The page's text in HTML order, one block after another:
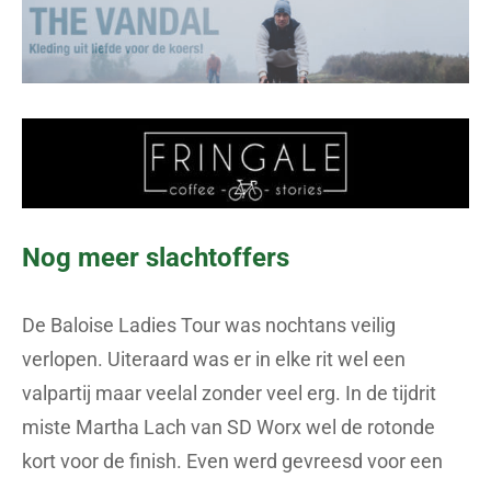
Nog meer slachtoffers
De Baloise Ladies Tour was nochtans veilig
verlopen. Uiteraard was er in elke rit wel een
valpartij maar veelal zonder veel erg. In de tijdrit
miste Martha Lach van SD Worx wel de rotonde
kort voor de finish. Even werd gevreesd voor een